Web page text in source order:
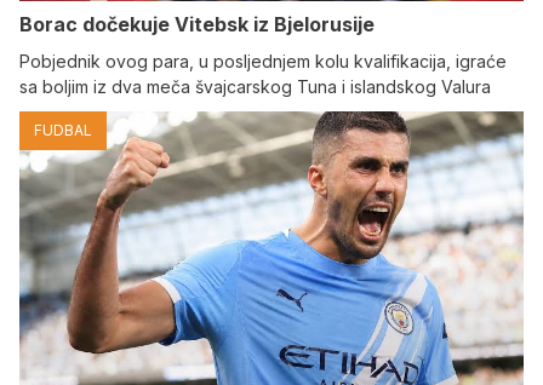
Borac dočekuje Vitebsk iz Bjelorusije
Pobjednik ovog para, u posljednjem kolu kvalifikacija, igraće
sa boljim iz dva meča švajcarskog Tuna i islandskog Valura
FUDBAL